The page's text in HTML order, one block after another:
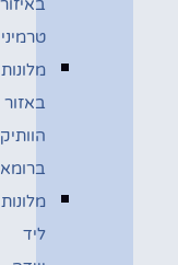
באיזור
טרמיני
מלונות
באזור
הוותיקן
ברומא
מלונות
ליד